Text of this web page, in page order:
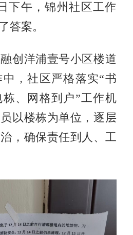
下午，锦州社区工作
答案。
洋浦壹号小区楼道
，社区严格落实“书
、网格到户”工作机
以楼栋为单位，逐层
，确保责任到人、工